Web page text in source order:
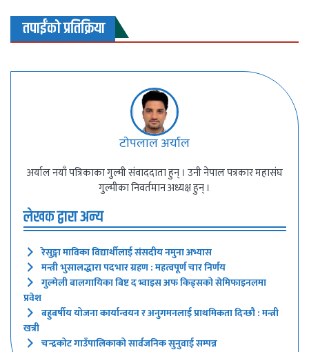
तपाईंको प्रतिक्रिया
टाेपलाल अर्याल
अर्याल नयाँ पत्रिकाका गुल्मी संवाददाता हुन् । उनी नेपाल पत्रकार महासंघ
गुल्मीका निवर्तमान अध्यक्ष हुन् ।
लेखक द्वारा अन्य
रेसुङ्गा माविका विद्यार्थीलाई संसदीय नमुना अभ्यास
मन्त्री भुसालद्धारा पदभार ग्रहण : महत्वपूर्ण चार निर्णय
गुल्मेली बालगायिका बिष्ट द भ्वाइस अफ किड्सको सेमिफाइनलमा
प्रवेश
बहुबर्षीय योजना कार्यान्वयन र अनुगमनलाई प्राथमिकता दिन्छौ : मन्त्री
खत्री
चन्द्रकोट गाउँपालिकाको सार्वजनिक सुनुवाई सम्पन्न